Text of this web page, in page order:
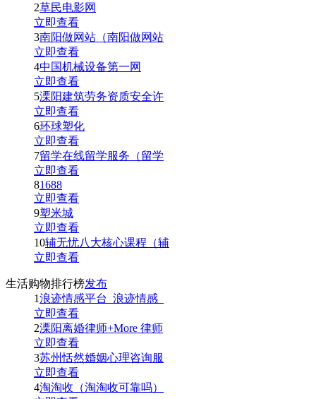
2草民电影网
立即查看
3南阳做网站（南阳做网站
立即查看
4中国机械设备第一网
立即查看
5溧阳建筑劳务资质安全许
立即查看
6环球塑化
立即查看
7留学在线留学服务（留学
立即查看
81688
立即查看
9塑米城
立即查看
10辅无忧八大核心课程（辅
立即查看
生活购物排行榜发布
1浪迹情感平台_浪迹情感_
立即查看
2溧阳离婚律师+More 律师
立即查看
3苏州恬然婚姻心理咨询服
立即查看
4淘淘收（淘淘收可靠吗）